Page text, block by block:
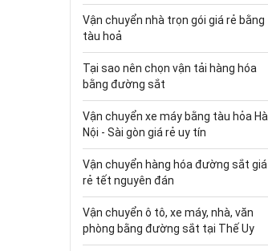
Vận chuyển nhà trọn gói giá rẻ bằng
tàu hoả
Tại sao nên chọn vận tải hàng hóa
bằng đường sắt
Vận chuyển xe máy bằng tàu hỏa Hà
Nội - Sài gòn giá rẻ uy tín
Vận chuyển hàng hóa đường sắt giá
rẻ tết nguyên đán
Vận chuyển ô tô, xe máy, nhà, văn
phòng bằng đường sắt tại Thế Uy